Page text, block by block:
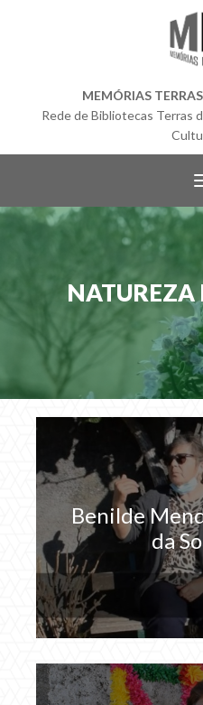
MEMÓRIAS
Rede de Bibliotecas Terras
NATUREZA
Benilde
da